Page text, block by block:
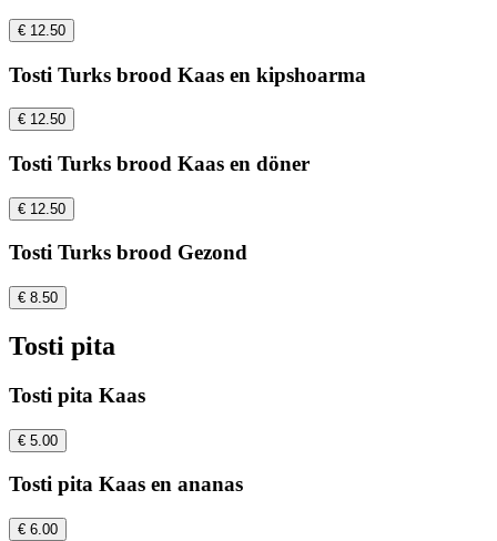
€ 12.50
Tosti Turks brood Kaas en kipshoarma
€ 12.50
Tosti Turks brood Kaas en döner
€ 12.50
Tosti Turks brood Gezond
€ 8.50
Tosti pita
Tosti pita Kaas
€ 5.00
Tosti pita Kaas en ananas
€ 6.00